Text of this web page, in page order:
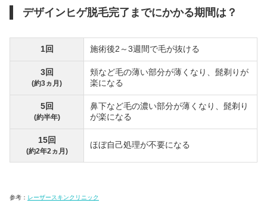
デザインヒゲ脱毛完了までにかかる期間は？
1回 施術後2～3週間で毛が抜ける
3回
(約3ヵ月)
頬など毛の薄い部分が薄くなり、髭剃りが
楽になる
5回
(約半年)
鼻下など毛の濃い部分が薄くなり、髭剃り
が楽になる
15回
(約2年2ヵ月)
ほぼ自己処理が不要になる
参考： レーザースキンクリニック